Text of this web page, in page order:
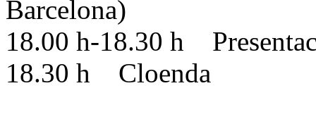
Barcelona)
18.00 h-18.30 h
18.30 h Cloenda